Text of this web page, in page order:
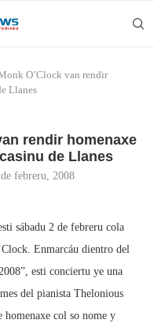
O’Clock van rendir
Llanes
rendir homenaxe
de Llanes
febreru, 2008
sábadu 2 de febreru cola
Enmarcáu dientro del
esti conciertu ye una
del pianista Thelonious
homenaxe col so nome y